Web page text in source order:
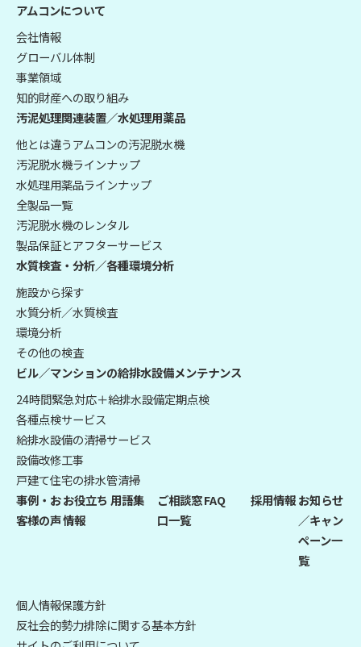
アムコンについて
会社情報
グローバル体制
事業領域
知的財産への取り組み
汚泥処理関連装置／水処理用薬品
他とは違うアムコンの汚泥脱水機
汚泥脱水機ラインナップ
水処理用薬品ラインナップ
全製品一覧
汚泥脱水機のレンタル
製品保証とアフターサービス
水質検査・分析／各種環境分析
施設から探す
水質分析／水質検査
環境分析
その他の検査
ビル／マンションの給排水設備メンテナンス
24時間緊急対応＋給排水設備定期点検
各種点検サービス
給排水設備の清掃サービス
設備改修工事
戸建て住宅の排水管清掃
事例・お
客様の声
お役立ち
情報
用語集
ご相談窓
口一覧
FAQ 採用情報お知らせ
／キャン
ペーン一
覧
個人情報保護方針
反社会的勢力排除に関する基本方針